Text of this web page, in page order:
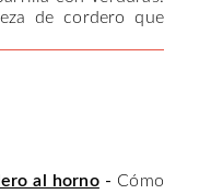
de cordero que
al horno - Cómo